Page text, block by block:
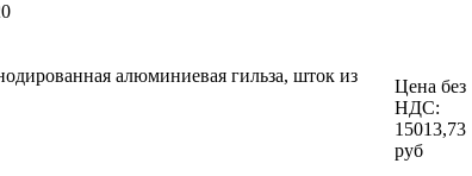
алюминиевая гильза, шток из
Цена без
НДС:
15013,73
руб